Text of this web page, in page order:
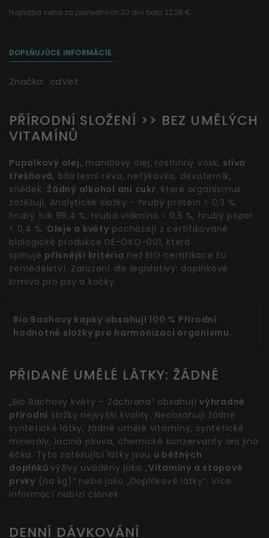
Najnižšia cena za posledných 30 dní bola 22,28 €.
DOPLŇUJÚCE INFORMÁCIE
Značka: cdVet
PŘÍRODNÍ SLOŽENÍ >> BEZ UMĚLÝCH
VITAMÍNŮ
Pupalkový olej, mandlový olej, rostlinný vosk, slíva
třešňová, bílá lesní réva, netýkavka, devaterník,
snědek. Žádný alkohol ani cukr, které organismus
zatěžují. Analytické složky – hrubý protein < 0,3 %,
hrubý tuk 99,4 %, hrubá vláknina < 0,5 %, hrubý popel
< 0,4 %. Oleje a květy pocházejí z certifikované
biologické produkce DE-ÖKO-001, která
splňuje přísnější kritéria než BIO certifikace EU
zemědělství. Zařazení dle legislativy: doplňkové
krmivo pro psy a kočky.
Bio Bachovy kapky obsahují 100 % Přírodní
hodnotné složky pro harmonizaci organismu.
PŘIDANÉ UMĚLÉ LÁTKY: ŽÁDNÉ
„Bio Bachovy květy – Záchrana“ obsahují výhradně
přírodní složky nejvyšší kvality. Neobsahují žádné
syntetické látky, žádné umělé vitamíny, syntetické
minerály, laciná plniva, chemické konzervanty ani jiná
éčka. Tyto zatěžující látky jsou u běžných
doplňků výživy uváděny jako „Vitamíny a stopové
prvky (na kg)“ nebo jako „Doplňkové látky“. Více
informací nabízí článek .
DENNÍ DÁVKOVÁNÍ